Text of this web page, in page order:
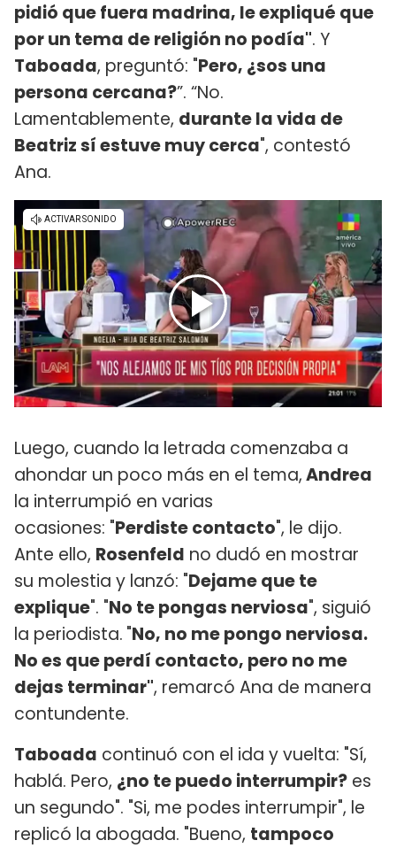
pidió que fuera madrina, le expliqué que
por un tema de religión no podía". Y
Taboada, preguntó: "Pero, ¿sos una
persona cercana?”. “No.
Lamentablemente, durante la vida de
Beatriz sí estuve muy cerca", contestó
Ana.
Luego, cuando la letrada comenzaba a
ahondar un poco más en el tema,Andrea
la interrumpió en varias
ocasiones: "Perdiste contacto", le dijo.
Ante ello, Rosenfeld no dudó en mostrar
su molestia y lanzó: "Dejame que te
explique". "No te pongas nerviosa", siguió
la periodista. "No, no me pongo nerviosa.
No es que perdí contacto, pero no me
dejas terminar", remarcó Ana de manera
contundente.
Taboada continuó con el ida y vuelta: "Sí,
hablá. Pero, ¿no te puedo interrumpir? es
un segundo". "Si, me podes interrumpir", le
replicó la abogada. "Bueno, tampoco